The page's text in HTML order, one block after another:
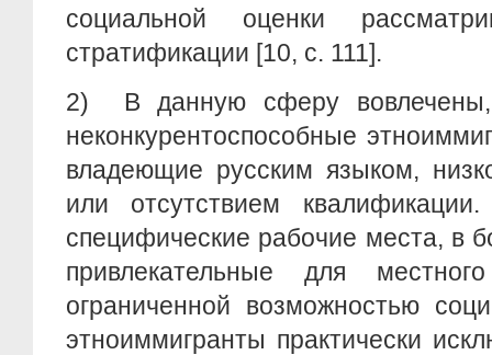
социальной оценки
стратификации [10, c. 111].
2)
В данную сферу
неконкурентоспособные
владеющие русским языком,
или отсутствием
специфические рабочие места, в
привлекательные для
ограниченной возможностью
этноиммигранты практически